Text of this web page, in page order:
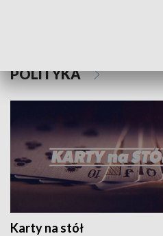
POLITYKA
Karty na stół